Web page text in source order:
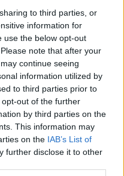
to third parties, or
information for
use the below opt-out
note that after your
continue seeing
information utilized by
to third parties prior to
out of the further
by third parties on the
This information may
on the IAB’s List of
further disclose it to other
sokkal jobban
címre, mint a
Valahogy a személye
eszébe, hogy
legklasszikusabb
ő egyszerűen
aki ugyanolyan
a Szajna mentén, mint
patak partján.
indult Művészeti
hallgató, 65 éve. A
tanít. Nem
nem minden